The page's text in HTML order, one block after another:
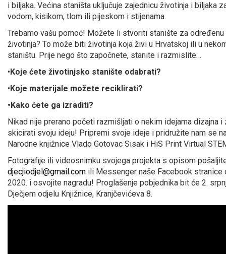
i biljaka. Većina staništa uključuje zajednicu životinja i biljaka
vodom, kisikom, tlom ili pijeskom i stijenama.
Trebamo vašu pomoć! Možete li stvoriti stanište za određenu
životinja? To može biti životinja koja živi u Hrvatskoj ili u
staništu. Prije nego što započnete, stanite i razmislite…
•Koje ćete životinjsko stanište odabrati?
•Koje materijale možete reciklirati?
•Kako ćete ga izraditi?
Nikad nije prerano početi razmišljati o nekim idejama dizajna i
skicirati svoju ideju! Pripremi svoje ideje i pridružite nam se
Narodne knjižnice Vlado Gotovac Sisak i HiS Print Virtual
Fotografije ili videosnimku svojega projekta s opisom
djecjiodjel@gmail.com ili Messenger naše Facebook stranice
2020. i osvojite nagradu! Proglašenje pobjednika bit će 2.
Dječjem odjelu Knjižnice, Kranjčevićeva 8.